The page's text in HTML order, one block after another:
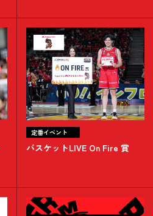
定番イベント
バスケットLIVE On Fire 賞